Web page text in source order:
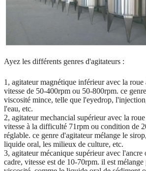
Ayez les différents genres d'agitateurs :
1, agitateur magnétique inférieur avec la roue
vitesse de 50-400rpm ou 50-800rpm. ce
viscosité mince, telle que l'eyedrop,
l'eau, etc.
2, agitateur mechancial supérieur avec la
vitesse à la difficulté 71rpm ou condition de
réglable. ce genre d'agitateur mélange le
liquide oral, les milieux de culture, etc.
3, agitateur mécanique supérieur avec l'ancre
cadre, vitesse est de 10-70rpm. il est